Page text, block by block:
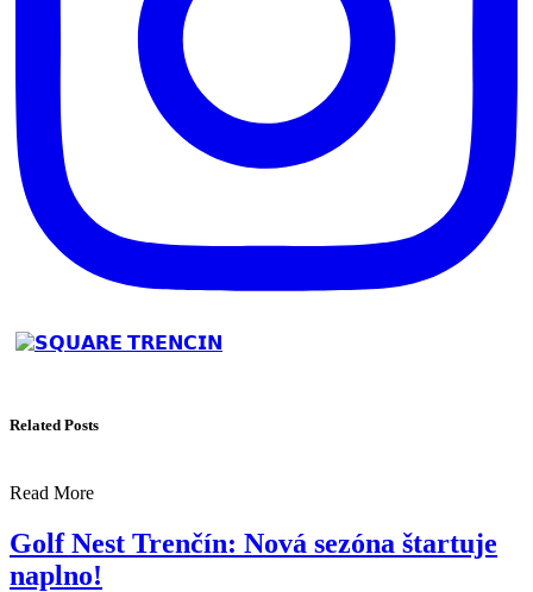
Related Posts
Read More
Golf Nest Trenčín: Nová sezóna štartuje
naplno!